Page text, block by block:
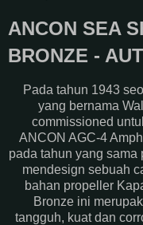
ANCON SEA
BRONZE -
Pada tahun 1943
yang bernama
commissioned
ANCON AGC-4
pada tahun yang sama
mendesign sebuah
bahan propeller
Bronze ini
tangguh, kuat dan